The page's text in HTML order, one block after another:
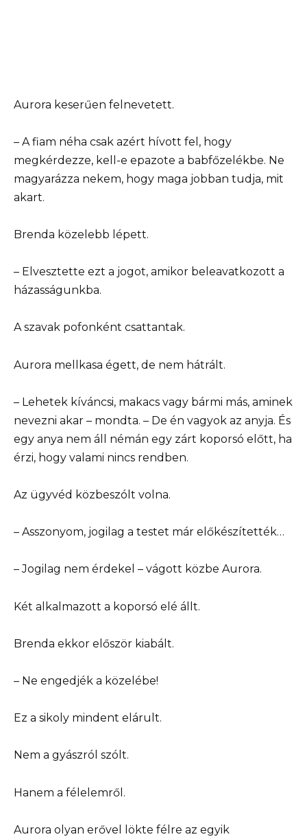
Aurora keserűen felnevetett.
– A fiam néha csak azért hívott fel, hogy
megkérdezze, kell-e epazote a babfőzelékbe. Ne
magyarázza nekem, hogy maga jobban tudja, mit
akart.
Brenda közelebb lépett.
– Elvesztette ezt a jogot, amikor beleavatkozott a
házasságunkba.
A szavak pofonként csattantak.
Aurora mellkasa égett, de nem hátrált.
– Lehetek kíváncsi, makacs vagy bármi más, aminek
nevezni akar – mondta. – De én vagyok az anyja. És
egy anya nem áll némán egy zárt koporsó előtt, ha
érzi, hogy valami nincs rendben.
Az ügyvéd közbeszólt volna.
– Asszonyom, jogilag a testet már előkészítették…
– Jogilag nem érdekel – vágott közbe Aurora.
Két alkalmazott a koporsó elé állt.
Brenda ekkor először kiabált.
– Ne engedjék a közelébe!
Ez a sikoly mindent elárult.
Nem a gyászról szólt.
Hanem a félelemről.
Aurora olyan erővel lökte félre az egyik